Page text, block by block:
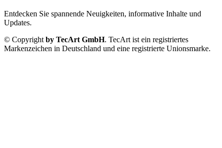
Entdecken Sie spannende Neuigkeiten, informative Inhalte und
Updates.
© Copyright by TecArt GmbH. TecArt ist ein registriertes
Markenzeichen in Deutschland und eine registrierte Unionsmarke.